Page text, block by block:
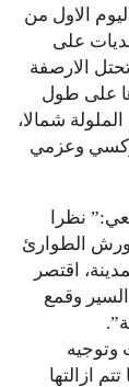
الاول من
على
الارصفة
على طول
شمالا،
وعزمي
نظرا
الطوارئ
اقتصر
وقمع
وتوجيه
ازالتها